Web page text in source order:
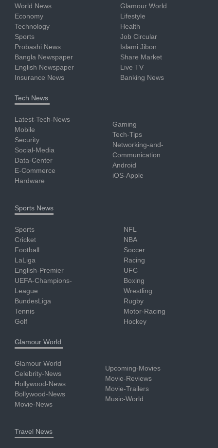
World News
Economy
Technology
Sports
Probashi News
Bangla Newspaper
English Newspaper
Insurance News
Glamour World
Lifestyle
Health
Job Circular
Islami Jibon
Share Market
Live TV
Banking News
Tech News
Latest-Tech-News
Mobile
Security
Social-Media
Data-Center
E-Commerce
Hardware
Gaming
Tech-Tips
Networking-and-
Communication
Android
iOS-Apple
Sports News
Sports
Cricket
Football
LaLiga
English-Premier
UEFA-Champions-
League
BundesLiga
Tennis
Golf
NFL
NBA
Soccer
Racing
UFC
Boxing
Wrestling
Rugby
Motor-Racing
Hockey
Glamour World
Glamour World
Celebrity-News
Hollywood-News
Bollywood-News
Movie-News
Upcoming-Movies
Movie-Reviews
Movie-Trailers
Music-World
Travel News